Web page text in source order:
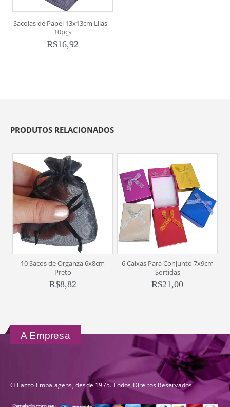
Sacolas de Papel 13x13cm Lilas –
10pçs
R$16,92
PRODUTOS RELACIONADOS
10 Sacos de Organza 6x8cm
Preto
R$8,82
6 Caixas Para Conjunto 7x9cm
Sortidas
R$21,00
A Empresa
© Lazzo Embalagens, desde 1975. Todos Direitos Reservados.